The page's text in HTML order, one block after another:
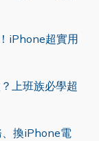
iPhone超實用
上班族必學超
換iPhone電